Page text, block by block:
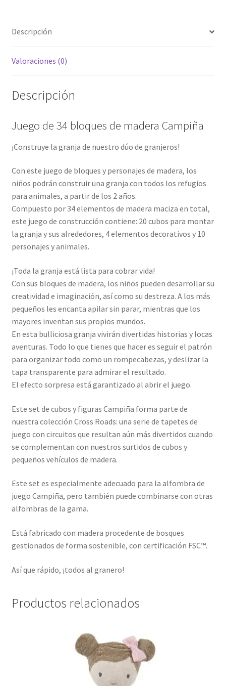
Descripción
Valoraciones (0)
Descripción
Juego de 34 bloques de madera Campiña
¡Construye la granja de nuestro dúo de granjeros!
Con este juego de bloques y personajes de madera, los
niños podrán construir una granja con todos los refugios
para animales, a partir de los 2 años.
Compuesto por 34 elementos de madera maciza en total,
este juego de construcción contiene: 20 cubos para montar
la granja y sus alrededores, 4 elementos decorativos y 10
personajes y animales.
¡Toda la granja está lista para cobrar vida!
Con sus bloques de madera, los niños pueden desarrollar su
creatividad e imaginación, así como su destreza. A los más
pequeños les encanta apilar sin parar, mientras que los
mayores inventan sus propios mundos.
En esta bulliciosa granja vivirán divertidas historias y locas
aventuras. Todo lo que tienes que hacer es seguir el patrón
para organizar todo como un rompecabezas, y deslizar la
tapa transparente para admirar el resultado.
El efecto sorpresa está garantizado al abrir el juego.
Este set de cubos y figuras Campiña forma parte de
nuestra colección Cross Roads: una serie de tapetes de
juego con circuitos que resultan aún más divertidos cuando
se complementan con nuestros surtidos de cubos y
pequeños vehículos de madera.
Este set es especialmente adecuado para la alfombra de
juego Campiña, pero también puede combinarse con otras
alfombras de la gama.
Está fabricado con madera procedente de bosques
gestionados de forma sostenible, con certificación FSC™.
Así que rápido, ¡todos al granero!
Productos relacionados